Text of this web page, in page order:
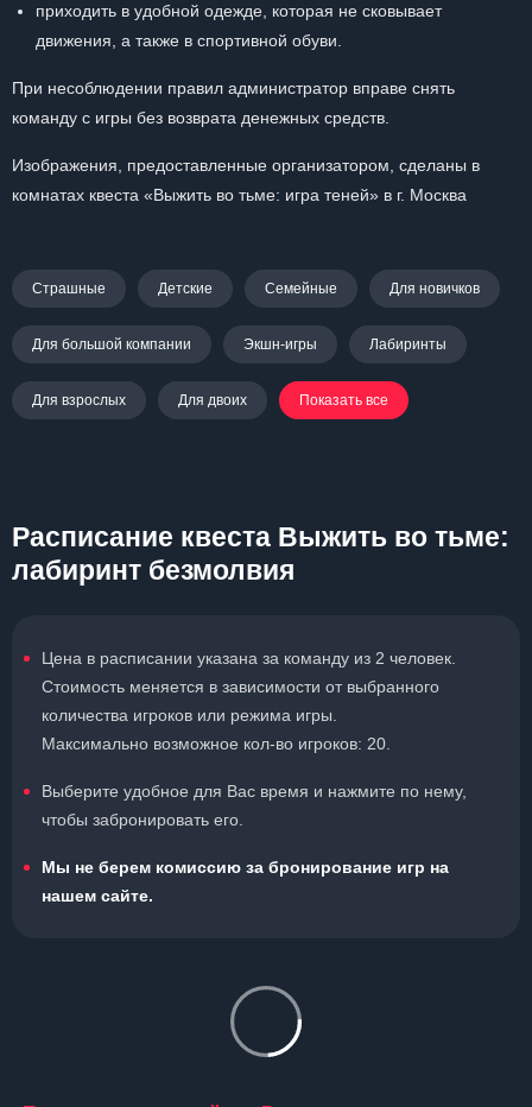
приходить в удобной одежде, которая не сковывает
движения, а также в спортивной обуви.
При несоблюдении правил администратор вправе снять
команду с игры без возврата денежных средств.
Изображения, предоставленные организатором, сделаны в
комнатах квеста «Выжить во тьме: игра теней» в г. Москва
Страшные Детские Семейные Для новичков
Для большой компании Экшн-игры Лабиринты
Для взрослых Для двоих Показать все
Расписание квеста Выжить во тьме:
лабиринт безмолвия
Цена в расписании указана за команду из 2 человек.
Стоимость меняется в зависимости от выбранного
количества игроков или режима игры.
Максимально возможное кол-во игроков: 20.
Выберите удобное для Вас время и нажмите по нему,
чтобы забронировать его.
Мы не берем комиссию за бронирование игр на
нашем сайте.